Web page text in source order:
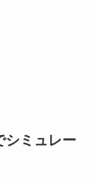
シミュレー